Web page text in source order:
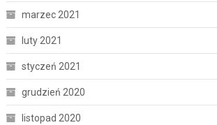
marzec 2021
luty 2021
styczeń 2021
grudzień 2020
listopad 2020